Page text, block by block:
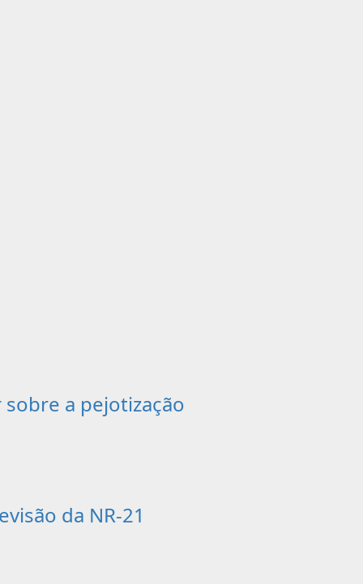
a pejotização
da NR-21